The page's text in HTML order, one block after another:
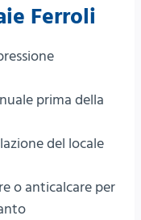
Ferroli
prima della
del locale
o anticalcare per